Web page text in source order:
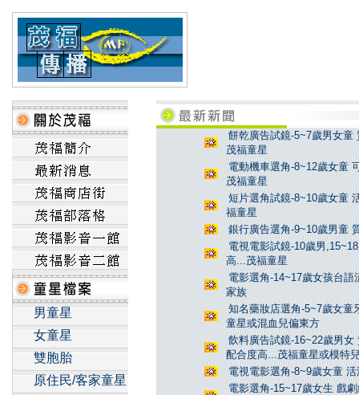
男童星
女童星
雙胞胎
原住民/客家童星
餅乾廣告試鏡-5~7歲男女
茂福童星
電動機車選角-8~12歲女童
茂福童星
短片選角試鏡-8~10歲女童
福童星
銀行廣告選角-9~10歲男童
電視電影試鏡-10歲男
高...茂福童星
電影選角-14~17歲女孩台
家族
知名藥妝店選角-5~7歲女童
童星或混血兒偏東方
飲料廣告試鏡-16~22歲男
配合度高...茂福童星或模特
電視電影選角-8~9歲女童
電影選角-15~17歲女生 戲